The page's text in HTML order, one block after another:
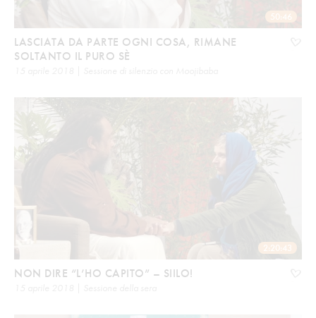
50:46
LASCIATA DA PARTE OGNI COSA, RIMANE
SOLTANTO IL PURO SÈ
2:20:43
NON DIRE “L’HO CAPITO” – SIILO!